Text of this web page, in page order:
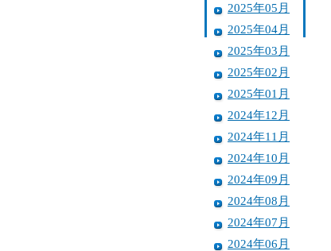
2025年05月
2025年04月
2025年03月
2025年02月
2025年01月
2024年12月
2024年11月
2024年10月
2024年09月
2024年08月
2024年07月
2024年06月